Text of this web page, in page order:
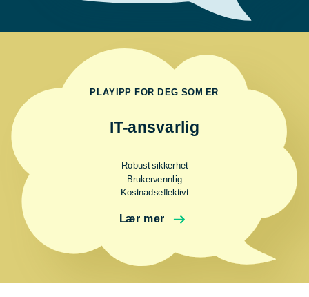
PLAYIPP FOR DEG SOM ER
IT-ansvarlig
Robust sikkerhet
Brukervennlig
Kostnadseffektivt
Lær mer